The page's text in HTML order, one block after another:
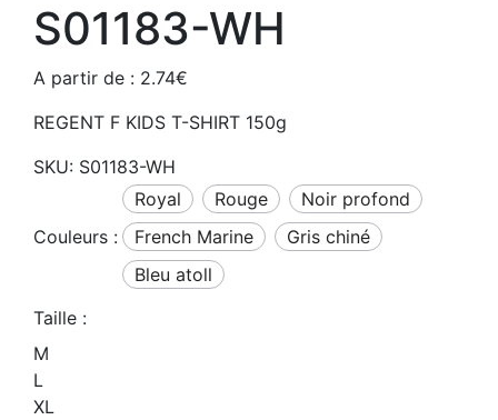
S01183-WH
A partir de : 2.74€
REGENT F KIDS T-SHIRT 150g
SKU: S01183-WH
Couleurs :
Royal Rouge
noir profond
French Marine
gris chiné
bleu atoll
Taille :
M
L
XL